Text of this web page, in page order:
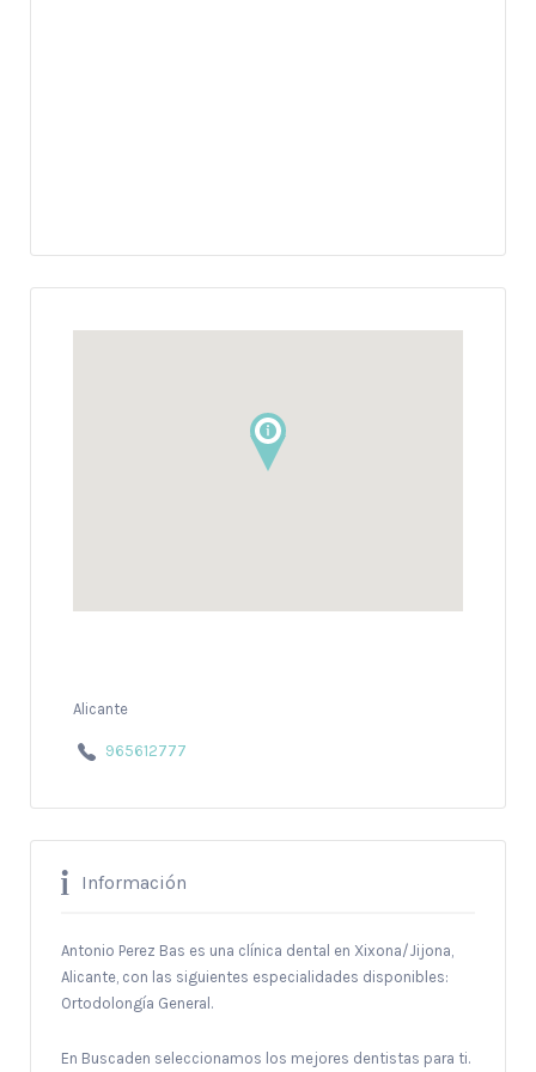
Alicante
965612777
Información
Antonio Perez Bas es una clínica dental en Xixona/Jijona,
Alicante, con las siguientes especialidades disponibles:
Ortodolongía General.
En Buscaden seleccionamos los mejores dentistas para ti.